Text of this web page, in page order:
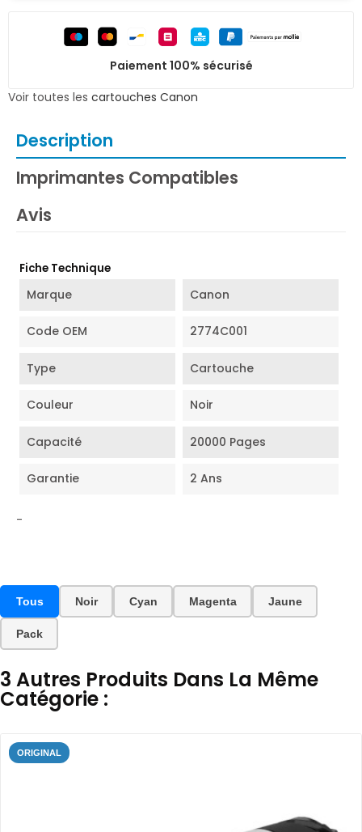
Paiement 100% sécurisé
Voir toutes les cartouches Canon
Description
Imprimantes Compatibles
Avis
Fiche Technique
Marque Canon
Code OEM 2774C001
Type Cartouche
Couleur Noir
Capacité 20000 Pages
Garantie 2 Ans
-
Tous Noir Cyan Magenta Jaune
Pack
3 Autres Produits Dans La Même
Catégorie :
ORIGINAL